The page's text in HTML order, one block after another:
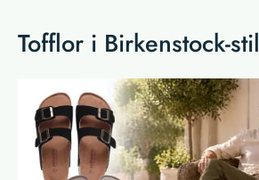
Tofflor i Birkenstock-stil